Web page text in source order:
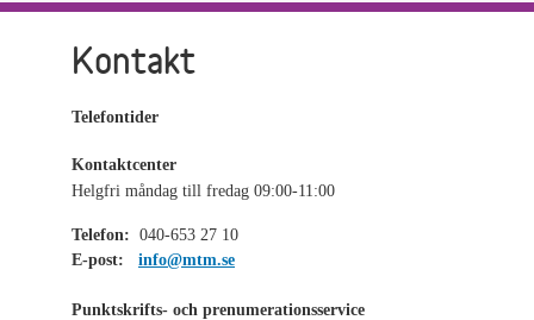
Kontakt
Telefontider
Kontaktcenter
Helgfri måndag till fredag 09:00-11:00
Telefon: 040-653 27 10
E-post:
info@mtm.se
Punktskrifts- och prenumerationsservice